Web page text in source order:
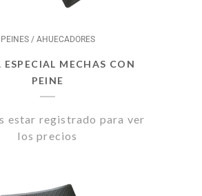
PEINES / AHUECADORES
ESPECIAL MECHAS CON
PEINE
estar registrado para ver
los precios